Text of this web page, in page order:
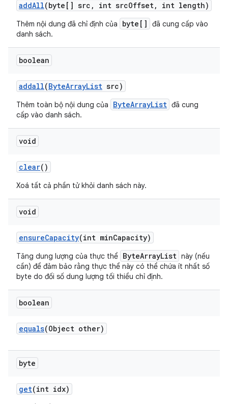
addAll(byte[] src , int srcOffset, int length)
Thêm nội dung đã chỉ định của byte[]
đã cung cấp vào
danh sách.
boolean
addall(ByteArrayList src)
Thêm toàn bộ nội dung của ByteArrayList đã cung
cấp vào danh sách.
void
clear()
Xoá tất cả phần tử khỏi danh sách này.
void
ensureCapacity(int minCapacity)
Tăng dung lượng của thực thể ByteArrayList này (nếu
cần) để đảm bảo rằng thực thể này có thể chứa ít nhất số
byte do đối số dung lượng tối thiểu chỉ định.
boolean
equals(Object other)
byte
get(int idx)